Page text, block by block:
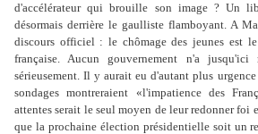
d'accélérateur qui brouille son image ? Un
désormais derrière le gaulliste flamboyant. A
discours officiel : le chômage des jeunes est
française. Aucun gouvernement n'a
sérieusement. Il y aurait eu d'autant plus
sondages montreraient «l'impatience des
attentes serait le seul moyen de leur redonner foi
que la prochaine élection présidentielle soit un